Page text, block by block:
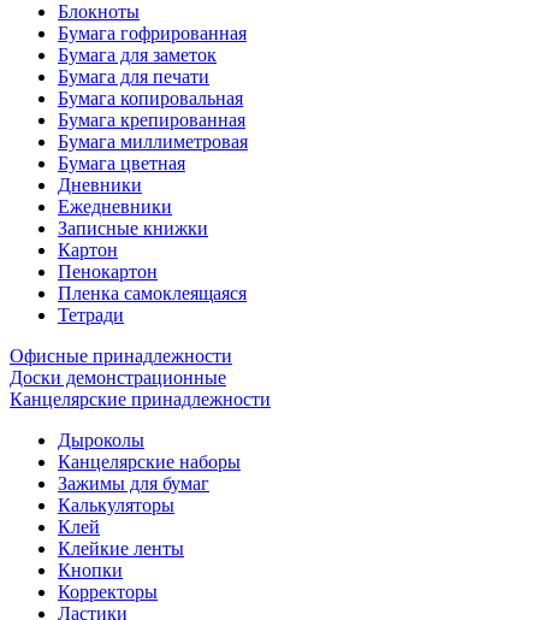
Блокноты
Бумага гофрированная
Бумага для заметок
Бумага для печати
Бумага копировальная
Бумага крепированная
Бумага миллиметровая
Бумага цветная
Дневники
Ежедневники
Записные книжки
Картон
Пенокартон
Пленка самоклеящаяся
Тетради
Офисные принадлежности
Доски демонстрационные
Канцелярские принадлежности
Дыроколы
Канцелярские наборы
Зажимы для бумаг
Калькуляторы
Клей
Клейкие ленты
Кнопки
Корректоры
Ластики